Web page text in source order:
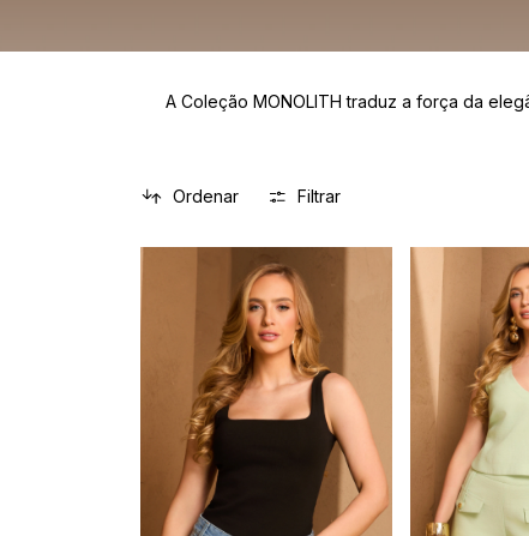
A Coleção MONOLITH traduz a força da
Ordenar Filtrar